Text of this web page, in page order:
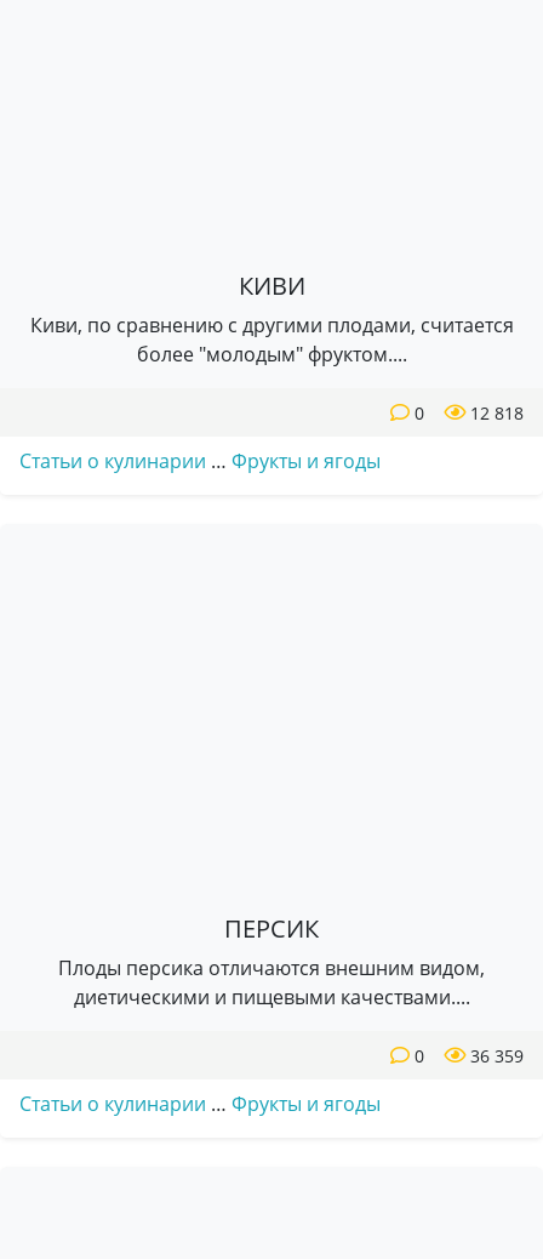
КИВИ
Киви, по сравнению с другими плодами, считается
более "молодым" фруктом....
12 818
0
Статьи о кулинарии … Фрукты и ягоды
ПЕРСИК
Плоды персика отличаются внешним видом,
диетическими и пищевыми качествами....
36 359
0
Статьи о кулинарии … Фрукты и ягоды